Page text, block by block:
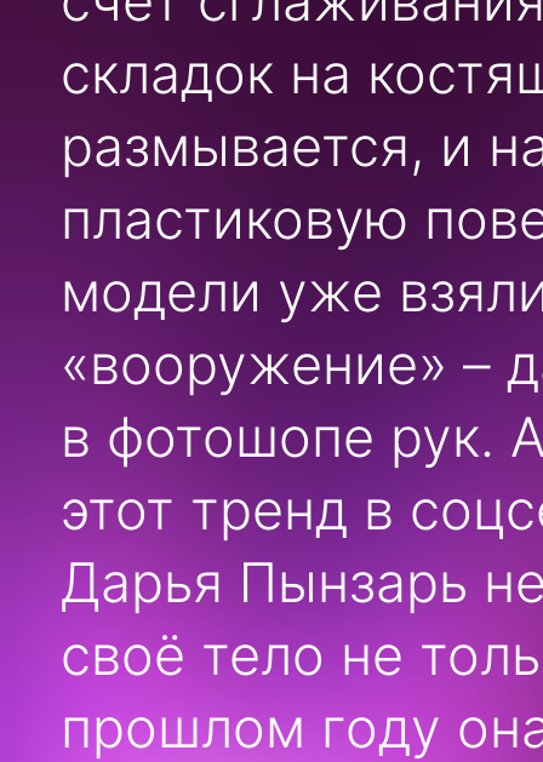
складок на
размывается, и
пластиковую
модели уже
«вооружение» –
в фотошопе рук.
этот тренд в
Дарья Пынзарь
своё тело не
прошлом году